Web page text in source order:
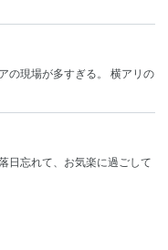
の現場が多すぎる。 横アリの
日忘れて、お気楽に過ごして